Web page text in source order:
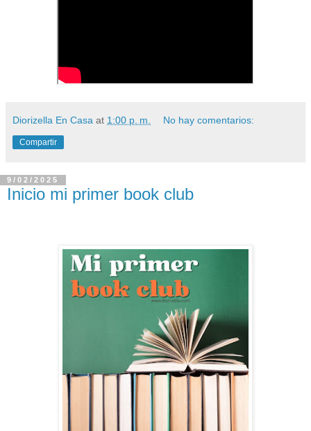
Diorizella En Casa at 1:00 p. m. No hay comentarios:
Compartir
9/02/2025
Inicio mi primer book club